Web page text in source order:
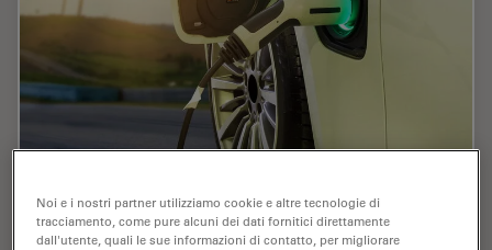
Alternative Fuels and Why Sustainable
Solutions are Important
Noi e i nostri partner utilizziamo cookie e altre tecnologie di
tracciamento, come pure alcuni dei dati fornitici direttamente
dall'utente, quali le sue informazioni di contatto, per migliorare